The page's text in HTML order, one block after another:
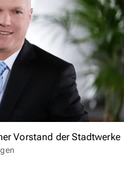
Vorstand der Stadtwerke